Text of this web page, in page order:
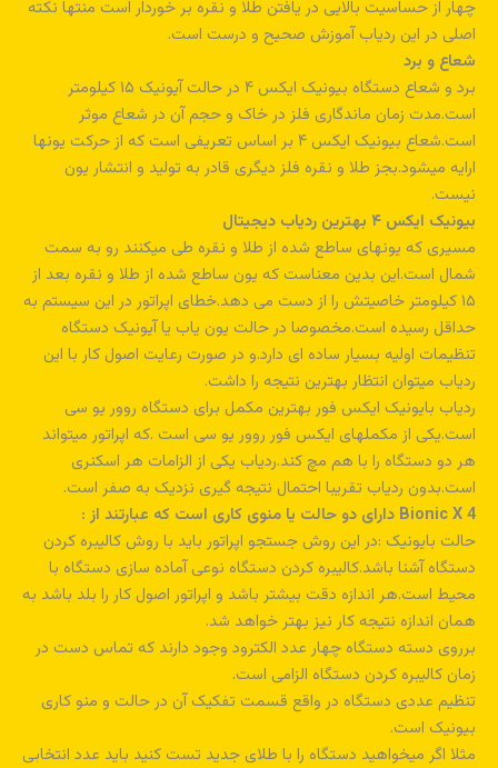
چهار از حساسیت بالایی در یافتن طلا و نقره بر خوردار است منتها نکته
اصلی در این ردیاب آموزش صحیح و درست است.
شعاع و برد
برد و شعاع دستگاه بیونیک ایکس ۴ در حالت آیونیک ۱۵ کیلومتر
است.مدت زمان ماندگاری فلز در خاک و حجم آن در شعاع موثر
است.شعاع بیونیک ایکس ۴ بر اساس تعریفی است که از حرکت یونها
ارایه میشود.بجز طلا و نقره فلز دیگری قادر به تولید و انتشار یون
نیست.
بیونیک ایکس ۴ بهترین ردیاب دیجیتال
مسیری که یونهای ساطع شده از طلا و نقره طی میکنند رو به سمت
شمال است.این بدین معناست که یون ساطع شده از طلا و نقره بعد از
۱۵ کیلومتر خاصیتش را از دست می دهد.خطای اپراتور در این سیستم به
حداقل رسیده است.مخصوصا در حالت یون یاب یا آیونیک دستگاه
تنظیمات اولیه بسیار ساده ای دارد.و در صورت رعایت اصول کار با این
ردیاب میتوان انتظار بهترین نتیجه را داشت.
ردیاب بایونیک ایکس فور بهترین مکمل برای دستگاه روور یو سی
است.یکی از مکملهای ایکس فور روور یو سی است .که اپراتور میتواند
هر دو دستگاه را با هم مچ کند.ردیاب یکی از الزامات هر اسکنری
است.بدون ردیاب تقریبا احتمال نتیجه گیری نزدیک به صفر است.
Bionic X 4 دارای دو حالت یا منوی کاری است که عبارتند از :
حالت بایونیک :در این روش جستجو اپراتور باید با روش کالیبره کردن
دستگاه آشنا باشد.کالیبره کردن دستگاه نوعی آماده سازی دستگاه با
محیط است.هر اندازه دقت بیشتر باشد و اپراتور اصول کار را بلد باشد به
همان اندازه نتیجه کار نیز بهتر خواهد شد.
برروی دسته دستگاه چهار عدد الکترود وجود دارند که تماس دست در
زمان کالیبره کردن دستگاه الزامی است.
تنظیم عددی دستگاه در واقع قسمت تفکیک آن در حالت و منو کاری
بیونیک است.
مثلا اگر میخواهید دستگاه را با طلای جدید تست کنید باید عدد انتخابی